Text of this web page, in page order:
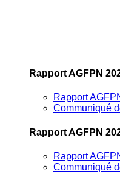
Rapport AGFPN
Rapport
Communiqué
Rapport AGFPN
Rapport
Communiqué